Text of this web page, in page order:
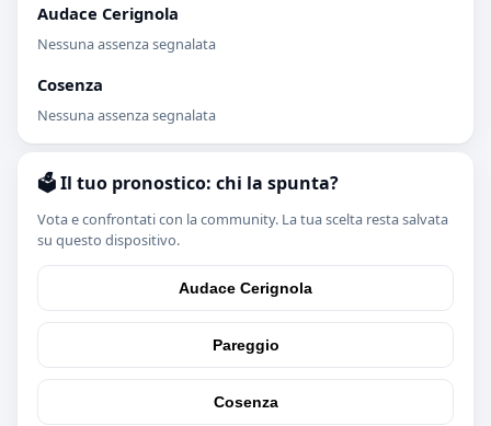
Audace Cerignola
Nessuna assenza segnalata
Cosenza
Nessuna assenza segnalata
🗳️ Il tuo pronostico: chi la spunta?
Vota e confrontati con la community. La tua scelta resta salvata
su questo dispositivo.
Audace Cerignola
Pareggio
Cosenza